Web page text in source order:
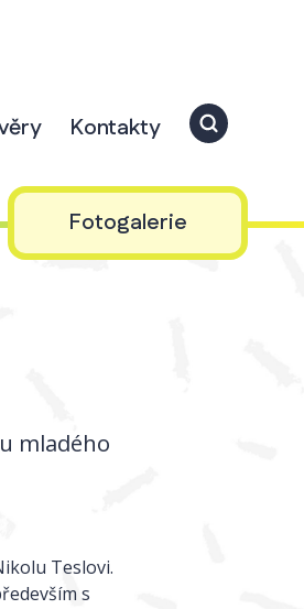
Kontakty
Fotogalerie
mladého
Teslovi.
s